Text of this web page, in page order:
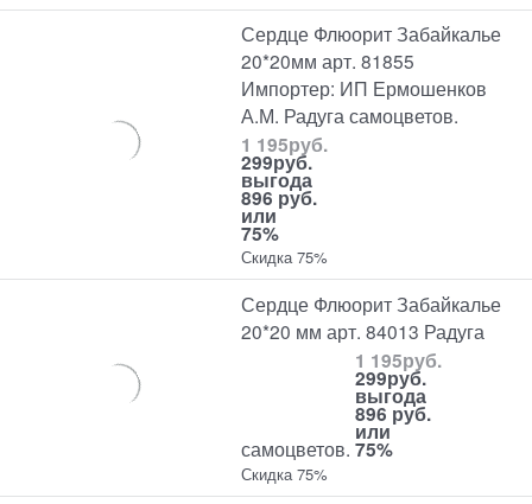
Сердце Флюорит Забайкалье
20*20мм арт. 81855
Импортер: ИП Ермошенков
А.М. Радуга самоцветов.
1 195руб.
299руб.
выгода
896 руб.
или
75%
Скидка 75%
Сердце Флюорит Забайкалье
20*20 мм арт. 84013 Радуга
самоцветов.
1 195руб.
299руб.
выгода
896 руб.
или
75%
Скидка 75%